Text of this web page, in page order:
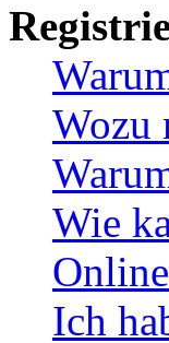
Wozu
Wie
Ich